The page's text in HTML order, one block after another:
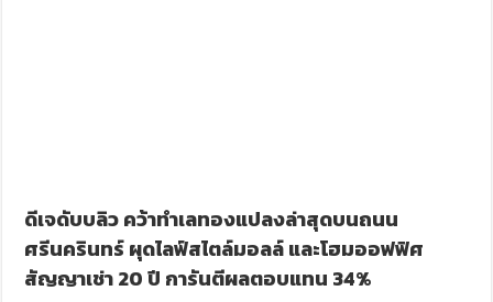
ดีเจดับบลิว คว้าทำเลทองแปลงล่าสุดบนถนน
ศรีนครินทร์ ผุดไลฟ์สไตล์มอลล์ และโฮมออฟฟิศ
สัญญาเช่า 20 ปี การันตีผลตอบแทน 34%